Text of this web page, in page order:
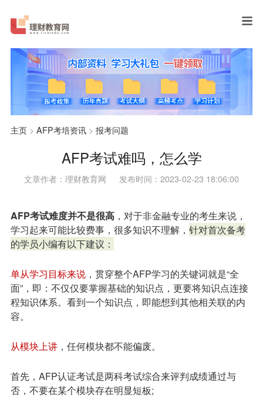
主页> AFP考培资讯> 报考问题
AFP考试难吗，怎么学
文章作者：理财教育网 发布时间：2023-02-23 18:06:00
AFP考试难度并不是很高，对于非金融专业的考生来说，
学习起来可能比较费事，很多知识不理解， 针对首次备考
的学员小编有以下建议：
单从学习目标来说，贯穿整个AFP学习的关键词就是“全
面”，即：不仅仅要掌握基础的知识点，更要将知识点连接
程知识体系。看到一个知识点，即能想到其他相关联的内
容。
从模块上讲，任何模块都不能偏废。
首先，AFP认证考试是两科考试综合来评判成绩通过与
否，不要在某个模块存在明显短板;